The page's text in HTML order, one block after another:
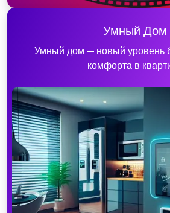
Умный Дом
Умный дом — новый уровень
комфорта в